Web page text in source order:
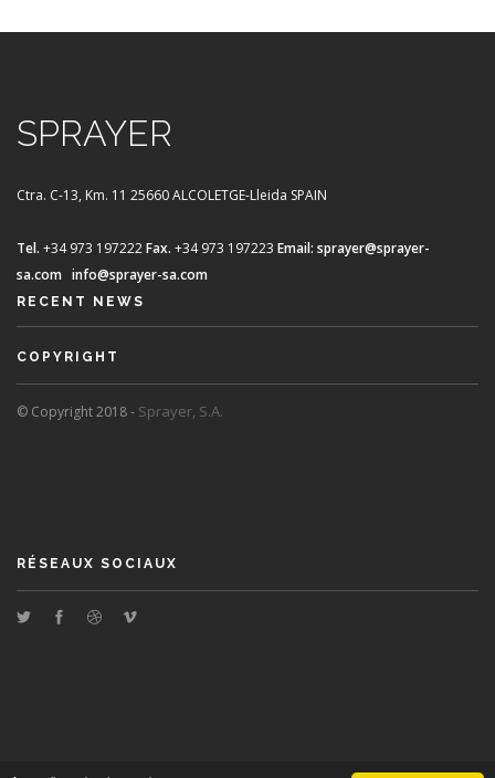
SPRAYER
Ctra. C-13, Km. 11 25660 ALCOLETGE-Lleida SPAIN
Tel. +34 973 197222Fax. +34 973 197223 Email: sprayer@sprayer-
sa.com info@sprayer-sa.com
RECENT NEWS
COPYRIGHT
© Copyright 2018 - Sprayer, S.A.
RÉSEAUX SOCIAUX